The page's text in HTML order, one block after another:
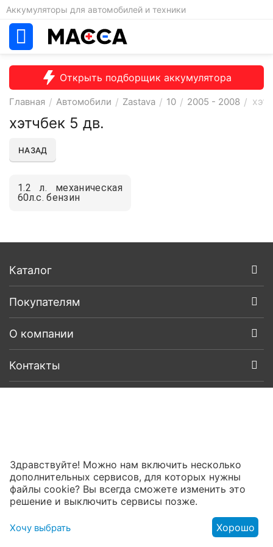
Аккумуляторы для автомобилей и техники
Открыть подборщик аккумулятора
Главная / Автомобили / Zastava / 10 / 2005 - 2008 /
хэтчбек 5 дв.
НАЗАД
1.2 л. механическая
60л.с. бензин
Каталог
Покупателям
О компании
Контакты
Здравствуйте! Можно нам включить несколько
дополнительных сервисов, для которых нужны
файлы cookie? Вы всегда сможете изменить это
решение и выключить сервисы позже.
Хочу выбрать Хорошо